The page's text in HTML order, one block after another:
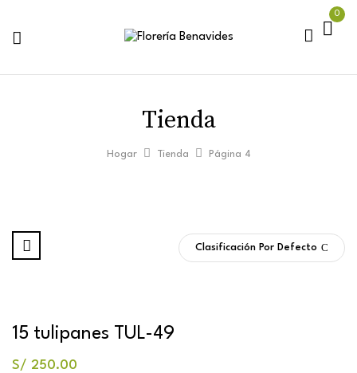
0
Tienda
Hogar Tienda Página 4
Clasificación Por Defecto
15 tulipanes TUL-49
S/ 250.00